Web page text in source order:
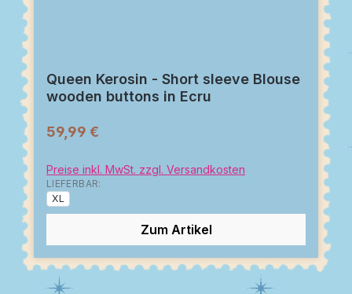
Queen Kerosin - Short sleeve Blouse
wooden buttons in Ecru
59,99 €
Preise inkl. MwSt. zzgl. Versandkosten
LIEFERBAR:
XL
Zum Artikel